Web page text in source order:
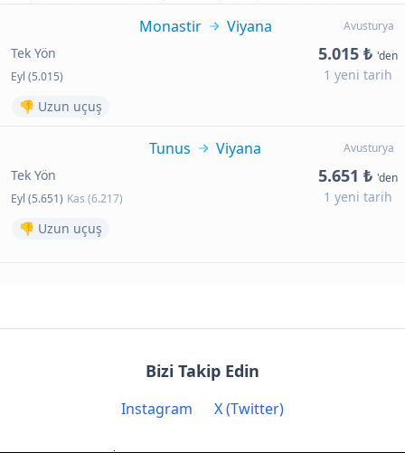
Avusturya
Monastir Viyana
Tek Yön
Eyl (5.015)
5.015 ₺ 'den
1 yeni tarih
👎 Uzun uçuş
Avusturya
Tunus Viyana
Tek Yön
Eyl (5.651) Kas (6.217)
5.651 ₺ 'den
1 yeni tarih
👎 Uzun uçuş
Bizi Takip Edin
Instagram X (Twitter)